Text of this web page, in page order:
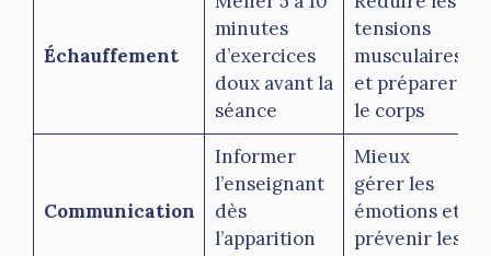
Échauffement
minutes
d’exercices
doux avant la
séance
tensions
musculaires
et préparer
le corps
Communication
Informer
l’enseignant
dès
l’apparition
Mieux
gérer les
émotions et
prévenir les